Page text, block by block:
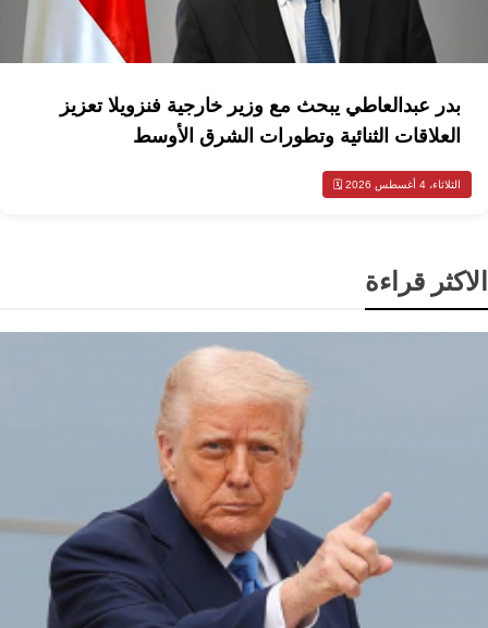
بدر عبدالعاطي يبحث مع وزير خارجية فنزويلا تعزيز
العلاقات الثنائية وتطورات الشرق الأوسط
الثلاثاء، 4 أغسطس 2026 🗓️
الاكثر قراءة